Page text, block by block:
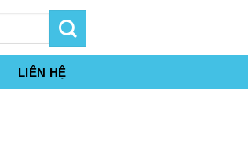
LIÊN HỆ